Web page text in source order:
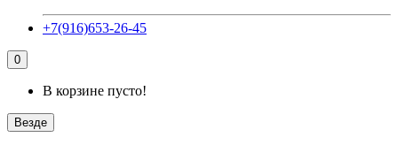
+7(916)653-26-45
0
В корзине пусто!
Везде